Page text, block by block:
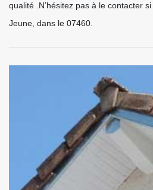
qualité .N’hésitez pas à le contacter
Jeune, dans le 07460.